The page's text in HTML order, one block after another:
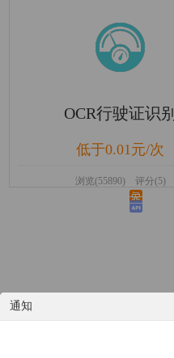
通知
OCR行驶证识别
低于0.01元/次
浏览(55890) 评分(5)